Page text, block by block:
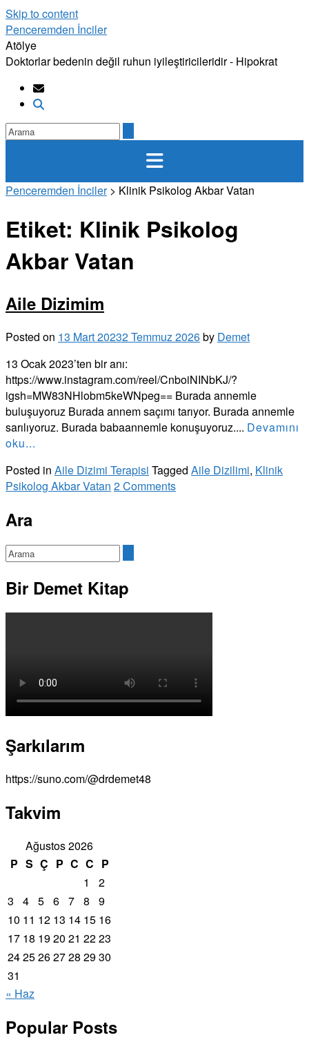
Skip to content
Penceremden İnciler
Atölye
Doktorlar bedenin değil ruhun iyileştiricileridir - Hipokrat
Penceremden İnciler> Klinik Psikolog Akbar Vatan
Etiket: Klinik Psikolog
Akbar Vatan
Aile Dizimim
Posted on 13 Mart 20232 Temmuz 2026by Demet
13 Ocak 2023’ten bir anı:
https://www.instagram.com/reel/CnboiNINbKJ/?
igsh=MW83NHlobm5keWNpeg== Burada annemle
buluşuyoruz Burada annem saçımı tarıyor. Burada annemle
sarılıyoruz. Burada babaannemle konuşuyoruz.... Devamını
oku...
Posted in Aile Dizimi Terapisi Tagged Aile Dizilimi, Klinik
Psikolog Akbar Vatan 2 Comments
Ara
Bir Demet Kitap
Şarkılarım
https://suno.com/@drdemet48
Takvim
Ağustos 2026
P S Ç P C C P
1
2
3
4 5 6 7 8
9
10 11 12 13 14 15 16
17 18 1920 21 2223
2425262728 2930
31
« Haz
Popular Posts